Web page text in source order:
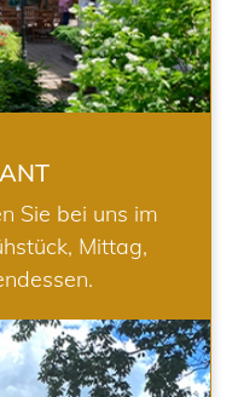
Sie bei uns im
Mittag,